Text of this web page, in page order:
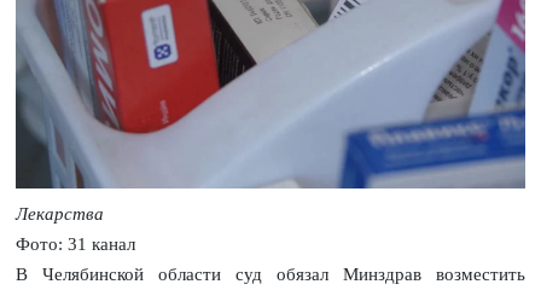
Лекарства
Фото: 31 канал
В Челябинской области суд обязал Минздрав возместить